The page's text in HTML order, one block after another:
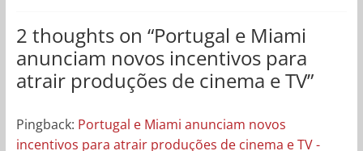
2 thoughts on “Portugal e Miami
anunciam novos incentivos para
atrair produções de cinema e TV”
Pingback: Portugal e Miami anunciam novos
incentivos para atrair produções de cinema e TV -